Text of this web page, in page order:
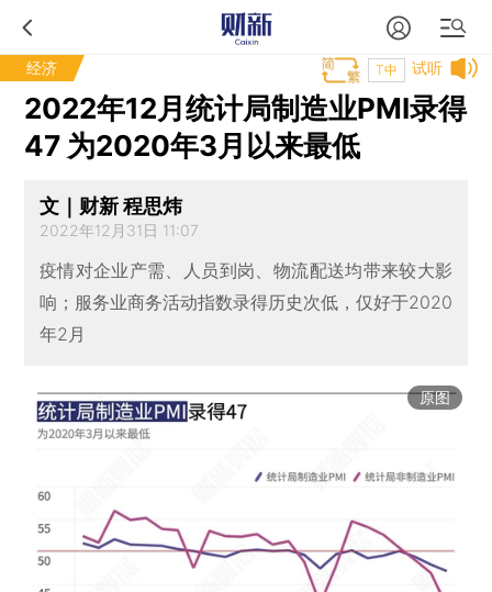
经济 试听
T中
2022年12月统计局制造业PMI录得
47 为2020年3月以来最低
文｜财新 程思炜
2022年12月31日 11:07
疫情对企业产需、人员到岗、物流配送均带来较大影
响；服务业商务活动指数录得历史次低，仅好于2020
年2月
原图